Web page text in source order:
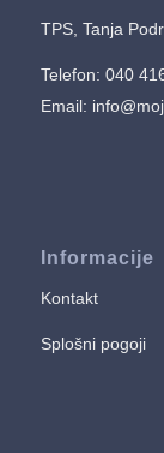
TPS, Tanja
Telefon: 040
Email:
Informacije
Kontakt
Splošni pogoji